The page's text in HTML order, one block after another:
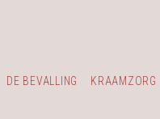
DE BEVALLING KRAAMZORG